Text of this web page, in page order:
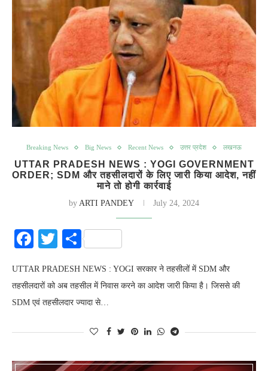
Breaking News Big News Recent News उत्तर प्रदेश लखनऊ
UTTAR PRADESH NEWS : YOGI GOVERNMENT
ORDER; SDM और तहसीलदारों के लिए जारी किया आदेश, नहीं
माने तो होगी कार्रवाई
by ARTI PANDEY July 24, 2024
Facebook
Twitter
Share
UTTAR PRADESH NEWS : YOGI सरकार ने तहसीलों में SDM और
तहसीलदारों को अब तहसील में निवास करने का आदेश जारी किया है। जिससे की
SDM एवं तहसीलदार ज्यादा से…